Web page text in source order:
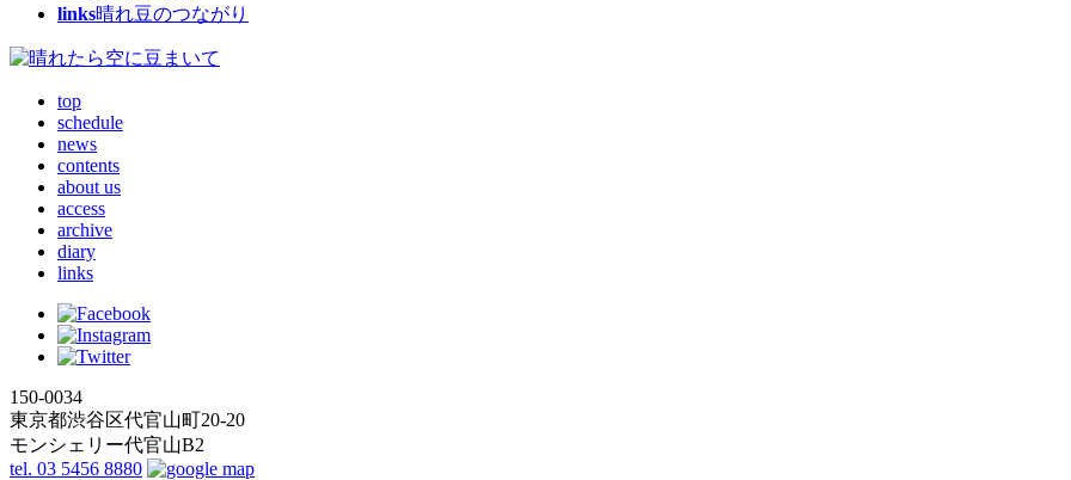
links晴れ豆のつながり
top
schedule
news
contents
about us
access
archive
diary
links
150-0034
東京都渋谷区代官山町20-20
モンシェリー代官山B2
tel. 03 5456 8880